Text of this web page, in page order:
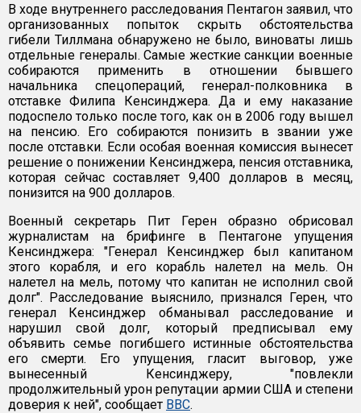
В ходе внутреннего расследования Пентагон заявил, что
организованных попыток скрыть обстоятельства
гибели Тиллмана обнаружено не было, виноваты лишь
отдельные генералы. Самые жесткие санкции военные
собираются применить в отношении бывшего
начальника спецопераций, генерал-полковника в
отставке Филипа Кенсинджера. Да и ему наказание
подоспело только после того, как он в 2006 году вышел
на пенсию. Его собираются понизить в звании уже
после отставки. Если особая военная комиссия вынесет
решение о понижении Кенсинджера, пенсия отставника,
которая сейчас составляет 9,400 долларов в месяц,
понизится на 900 долларов.
Военный секретарь Пит Герен образно обрисовал
журналистам на брифинге в Пентагоне упущения
Кенсинджера: "Генерал Кенсинджер был капитаном
этого корабля, и его корабль налетел на мель. Он
налетел на мель, потому что капитан не исполнил свой
долг". Расследование выяснило, признался Герен, что
генерал Кенсинджер обманывал расследование и
нарушил свой долг, который предписывал ему
объявить семье погибшего истинные обстоятельства
его смерти. Его упущения, гласит выговор, уже
вынесенный Кенсинджеру, "повлекли
продолжительный урон репутации армии США и степени
доверия к ней", сообщает BBC.